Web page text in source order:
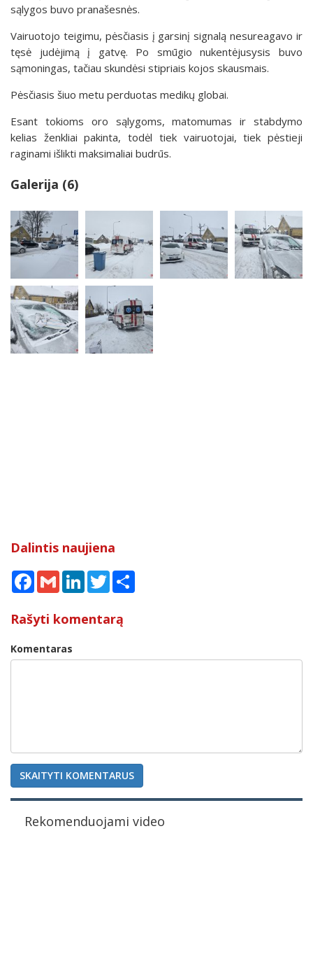
sąlygos buvo pranašesnės.
Vairuotojo teigimu, pėsčiasis į garsinį signalą nesureagavo ir
tęsė judėjimą į gatvę. Po smūgio nukentėjusysis buvo
sąmoningas, tačiau skundėsi stipriais kojos skausmais.
Pėsčiasis šiuo metu perduotas medikų globai.
Esant tokioms oro sąlygoms, matomumas ir stabdymo
kelias ženkliai pakinta, todėl tiek vairuotojai, tiek pėstieji
raginami išlikti maksimaliai budrūs.
Galerija (6)
Dalintis naujiena
Facebook
Gmail LinkedInTwitter
Rašyti komentarą
Komentaras
SKAITYTI KOMENTARUS
Rekomenduojami video